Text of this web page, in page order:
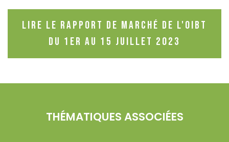
Lire le rapport de marché de l'OIBT
du 1er au 15 juillet 2023
THÉMATIQUES ASSOCIÉES